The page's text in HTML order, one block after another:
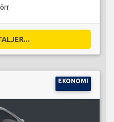
EKONOMI